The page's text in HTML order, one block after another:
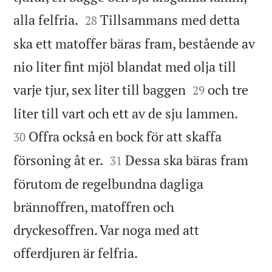
alla felfria. 

28 Tillsammans med detta
ska ett matoffer bäras fram, bestående av
nio liter fint mjöl blandat med olja till
varje tjur, sex liter till baggen 

29 och tre
liter till vart och ett av de sju lammen.
30 Offra också en bock för att skaffa
försoning åt er. 

31 Dessa ska bäras fram
förutom de regelbundna dagliga
brännoffren, matoffren och
dryckesoffren. Var noga med att
offerdjuren är felfria.